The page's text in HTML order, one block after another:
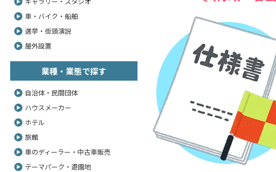
車・バイク・船舶
選挙・街頭演説
屋外設置
業種・業態で探す
自治体・民間団体
ハウスメーカー
ホテル
旅館
車のディーラー・中古車販売
テーマパーク・遊園地